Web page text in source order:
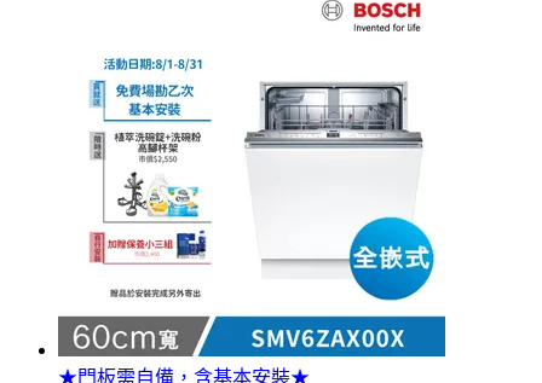
★門板需自備，含基本安裝★